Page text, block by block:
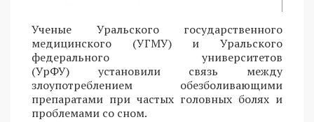
Ученые Уральского государственного
медицинского (УГМУ) и Уральского
федерального университетов
(УрФУ) установили связь между
злоупотреблением обезболивающими
препаратами при частых головных болях и
проблемами со сном.